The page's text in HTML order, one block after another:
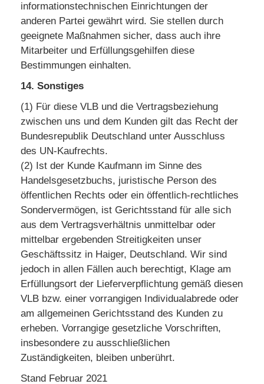
informationstechnischen Einrichtungen der
anderen Partei gewährt wird. Sie stellen durch
geeignete Maßnahmen sicher, dass auch ihre
Mitarbeiter und Erfüllungsgehilfen diese
Bestimmungen einhalten.
14. Sonstiges
(1) Für diese VLB und die Vertragsbeziehung
zwischen uns und dem Kunden gilt das Recht der
Bundesrepublik Deutschland unter Ausschluss
des UN-Kaufrechts.
(2) Ist der Kunde Kaufmann im Sinne des
Handelsgesetzbuchs, juristische Person des
öffentlichen Rechts oder ein öffentlich-rechtliches
Sondervermögen, ist Gerichtsstand für alle sich
aus dem Vertragsverhältnis unmittelbar oder
mittelbar ergebenden Streitigkeiten unser
Geschäftssitz in Haiger, Deutschland. Wir sind
jedoch in allen Fällen auch berechtigt, Klage am
Erfüllungsort der Lieferverpflichtung gemäß diesen
VLB bzw. einer vorrangigen Individualabrede oder
am allgemeinen Gerichtsstand des Kunden zu
erheben. Vorrangige gesetzliche Vorschriften,
insbesondere zu ausschließlichen
Zuständigkeiten, bleiben unberührt.
Stand Februar 2021